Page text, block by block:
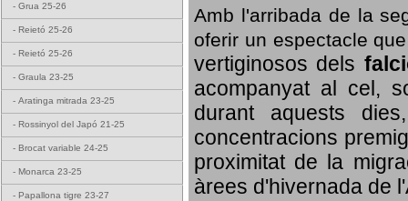
- Grua 25-26
- Reietó 25-26
- Reietó 25-26
- Graula 23-25
- Aratinga mitrada 23-25
- Rossinyol del Japó 21-25
- Brocat variable 24-25
- Monarca 23-25
- Papallona tigre 23-27
Amb l'arribada de la
oferir un espectacle
vertiginosos dels
acompanyat al cel,
durant aquests
concentracions
proximitat de la
àrees d'hivernada de